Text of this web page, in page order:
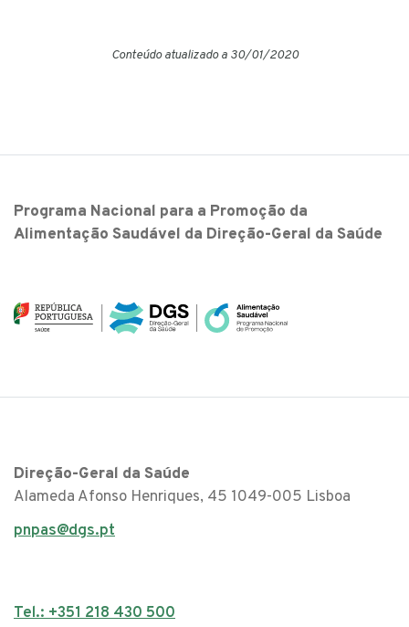
Conteúdo atualizado a 30/01/2020
Programa Nacional para a Promoção da
Alimentação Saudável da Direção-Geral da Saúde
Direção-Geral da Saúde
Alameda Afonso Henriques, 45 1049-005 Lisboa
pnpas@dgs.pt
Tel.: +351 218 430 500